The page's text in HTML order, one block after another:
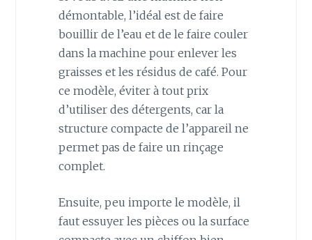
démontable, l’idéal est de faire
bouillir de l’eau et de le faire couler
dans la machine pour enlever les
graisses et les résidus de café. Pour
ce modèle, éviter à tout prix
d’utiliser des détergents, car la
structure compacte de l’appareil ne
permet pas de faire un rinçage
complet.
Ensuite, peu importe le modèle, il
faut essuyer les pièces ou la surface